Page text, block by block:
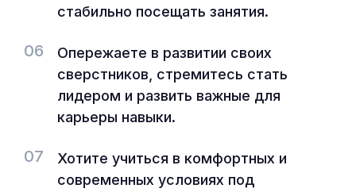
стабильно посещать занятия.
06
Опережаете в развитии своих
сверстников, стремитесь стать
лидером и развить важные для
карьеры навыки.
07
Хотите учиться в комфортных и
современных условиях под